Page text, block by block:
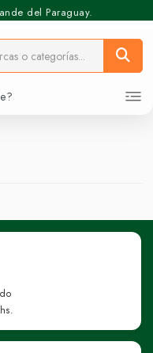
del Paraguay.